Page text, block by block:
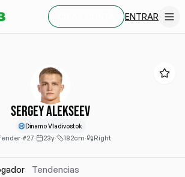
ENTRAR
Sergey Alekseev
Dinamo Vladivostok
·#27· 23y· 182cm· Right
Tendencias